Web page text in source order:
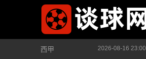
西甲 2026-08-16 23:00